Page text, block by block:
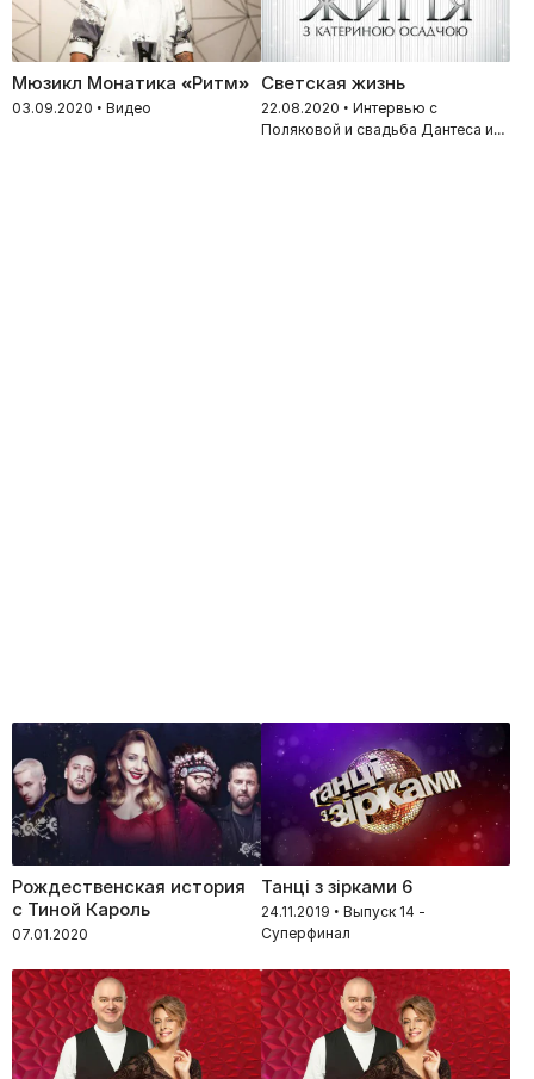
Мюзикл Монатика «Ритм»
03.09.2020 • Видео
Светская жизнь
22.08.2020 • Интервью с
Поляковой и свадьба Дантеса и
Рождественская история
с Тиной Кароль
07.01.2020
Танці з зірками 6
24.11.2019 • Выпуск 14 -
Суперфинал